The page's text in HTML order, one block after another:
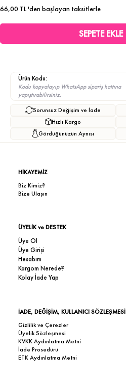
66,00 TL'den başlayan taksitlerle
Ürün Kodu:
Kodu kopyalayıp WhatsApp sipariş hattına
yapıştırabilirsiniz.
Sorunsuz Değişim ve İade
Hızlı Kargo
Gördüğünüzün Aynısı
HİKAYEMİZ
Biz Kimiz?
Bize Ulaşın
ÜYELİK ve DESTEK
Üye Ol
Üye Girişi
Hesabım
Kargom Nerede?
Kolay İade Yap
İADE, DEĞİŞİM, KULLANICI SÖZLEŞMESİ
Gizlilik ve Çerezler
Üyelik Sözleşmesi
KVKK Aydınlatma Metni
İade Prosedürü
ETK Aydınlatma Metni